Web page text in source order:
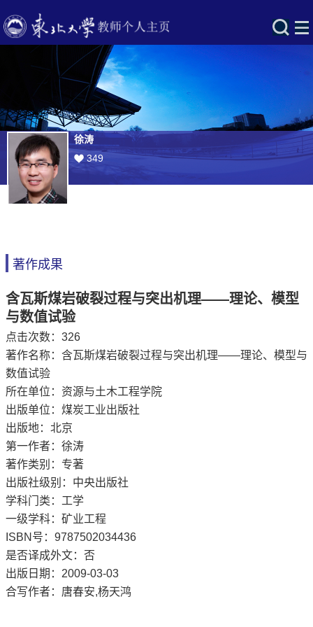
徐涛
349
著作成果
含瓦斯煤岩破裂过程与突出机理――理论、模型
与数值试验
点击次数： 326
著作名称：含瓦斯煤岩破裂过程与突出机理――理论、模型与
数值试验
所在单位：资源与土木工程学院
出版单位：煤炭工业出版社
出版地：北京
第一作者：徐涛
著作类别：专著
出版社级别：中央出版社
学科门类：工学
一级学科：矿业工程
ISBN号：9787502034436
是否译成外文：否
出版日期：2009-03-03
合写作者：唐春安,杨天鸿